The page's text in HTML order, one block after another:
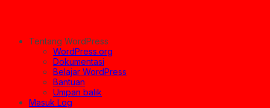
Tentang WordPress
WordPress.org
Dokumentasi
Belajar WordPress
Bantuan
Umpan balik
Masuk Log